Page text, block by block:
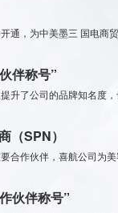
通，为中美墨三 国电商
伴称号”
了公司的品牌知名度
（SPN）
合作伙伴，喜航公司为
伙伴称号”